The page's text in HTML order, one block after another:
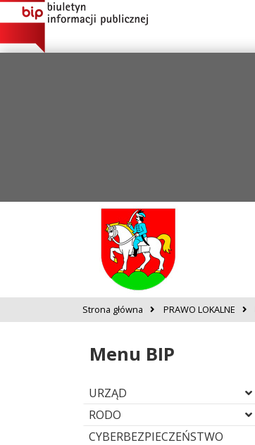
Strona główna PRAWO LOKALNE
Menu BIP
URZĄD
RODO
CYBERBEZPIECZEŃSTWO